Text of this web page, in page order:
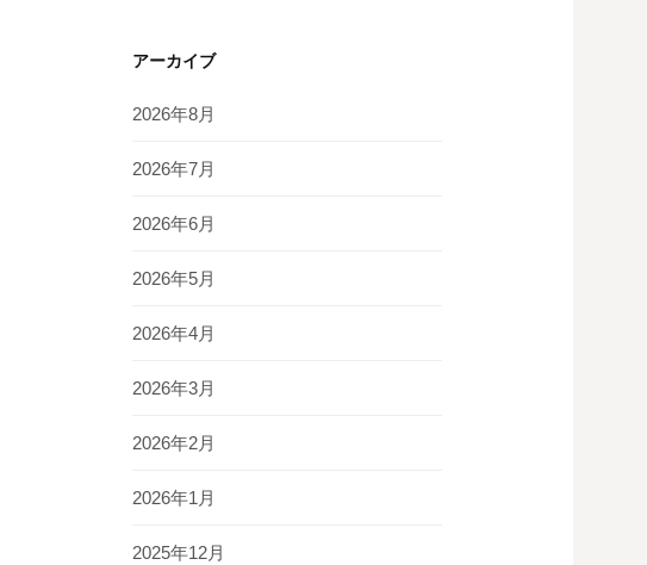
アーカイブ
2026年8月
2026年7月
2026年6月
2026年5月
2026年4月
2026年3月
2026年2月
2026年1月
2025年12月